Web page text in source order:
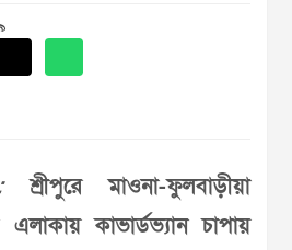
শ্রীপুরে মাওনা-ফুলবাড়ীয়া
কাভার্ডভ্যান চাপায়